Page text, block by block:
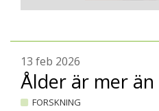
13 feb 2026
Ålder är mer
FORSKNING